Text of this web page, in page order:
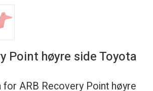
Point høyre side Toyota
ARB Recovery Point høyre